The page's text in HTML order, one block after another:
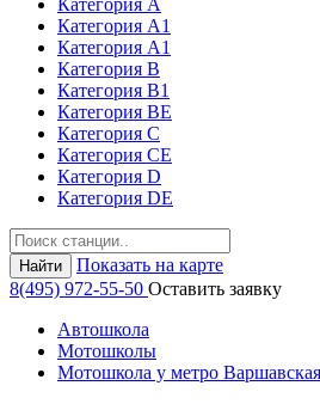
Категория А
Категория А1
Категория А1
Категория В
Категория В1
Категория BE
Категория С
Категория СЕ
Категория D
Категория DE
Найти
Показать на карте
8(495) 972-55-50 Оставить заявку
Автошкола
Мотошколы
Мотошкола у метро